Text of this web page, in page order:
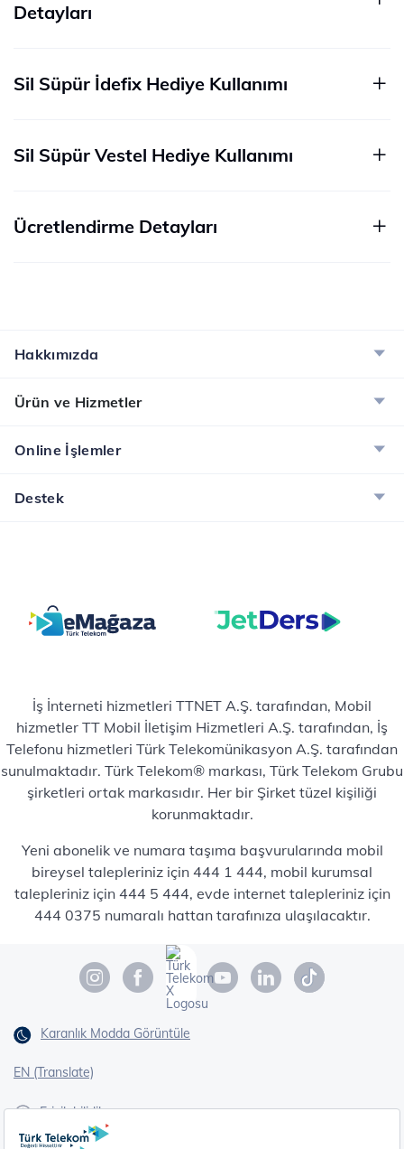
Detayları
Sil Süpür İdefix Hediye Kullanımı
Sil Süpür Vestel Hediye Kullanımı
Ücretlendirme Detayları
Hakkımızda
Ürün ve Hizmetler
Online İşlemler
Destek
İş İnterneti hizmetleri TTNET A.Ş. tarafından, Mobil
hizmetler TT Mobil İletişim Hizmetleri A.Ş. tarafından, İş
Telefonu hizmetleri Türk Telekomünikasyon A.Ş. tarafından
sunulmaktadır. Türk Telekom® markası, Türk Telekom Grubu
şirketleri ortak markasıdır. Her bir Şirket tüzel kişiliği
korunmaktadır.
Yeni abonelik ve numara taşıma başvurularında mobil
bireysel talepleriniz için 444 1 444, mobil kurumsal
talepleriniz için 444 5 444, evde internet talepleriniz için
444 0375 numaralı hattan tarafınıza ulaşılacaktır.
Karanlık Modda Görüntüle
EN (Translate)
Erişilebilirlik